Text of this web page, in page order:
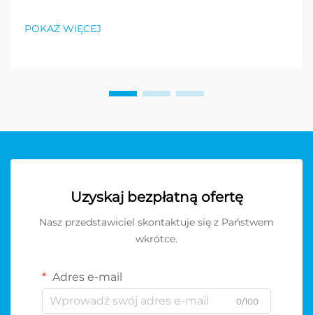
POKAŻ WIĘCEJ
Uzyskaj bezpłatną ofertę
Nasz przedstawiciel skontaktuje się z Państwem
wkrótce.
Adres e-mail
0/100